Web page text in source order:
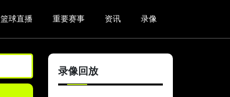
篮球直播 重要赛事 资讯 录像
录像回放